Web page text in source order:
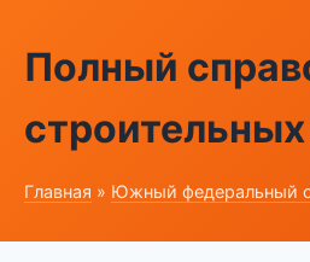
Полный
Главная » Южный федеральный